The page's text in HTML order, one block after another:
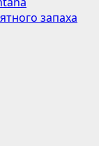
запаха